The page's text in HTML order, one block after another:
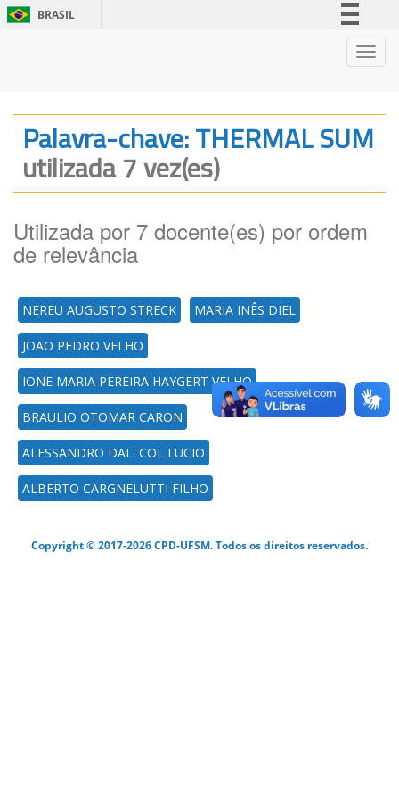
BRASIL
Legislação
Palavra-chave: THERMAL SUM
utilizada 7 vez(es)
Utilizada por 7 docente(es) por ordem
de relevância
NEREU AUGUSTO STRECK MARIA INÊS DIEL
JOAO PEDRO VELHO
IONE MARIA PEREIRA HAYGERT VELHO
BRAULIO OTOMAR CARON
ALESSANDRO DAL' COL LUCIO
ALBERTO CARGNELUTTI FILHO
Copyright © 2017-2026 CPD-UFSM. Todos os direitos reservados.